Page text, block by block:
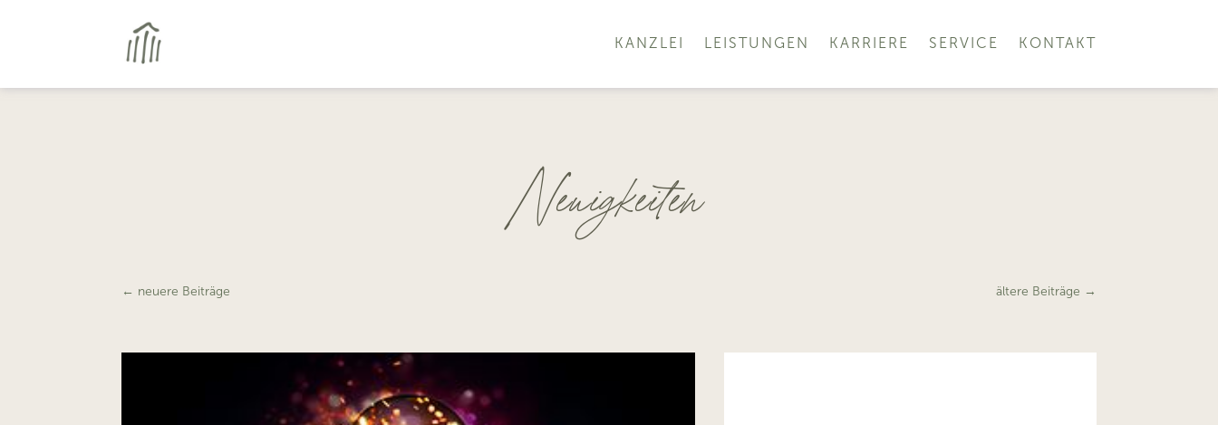
KANZLEI LEISTUNGEN KARRIERE SERVICE KONTAKT
Neuigkeiten
← neuere Beiträge ältere Beiträge →